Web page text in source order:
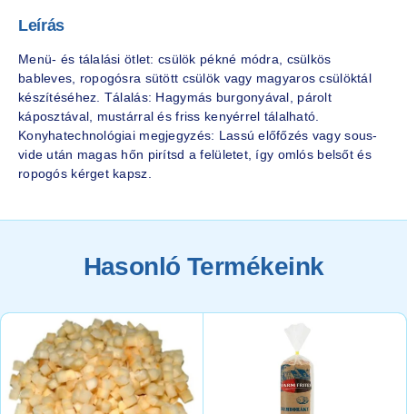
Leírás
Menü- és tálalási ötlet: csülök pékné módra, csülkös
bableves, ropogósra sütött csülök vagy magyaros csülöktál
készítéséhez. Tálalás: Hagymás burgonyával, párolt
káposztával, mustárral és friss kenyérrel tálalható.
Konyhatechnológiai megjegyzés: Lassú előfőzés vagy sous-
vide után magas hőn pirítsd a felületet, így omlós belsőt és
ropogós kérget kapsz.
Hasonló Termékeink